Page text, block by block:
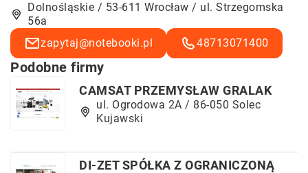
Dolnośląskie / 53-611 Wrocław / ul. Strzegomska
56a
zapytaj@notebooki.pl
48713071400
Podobne firmy
CAMSAT PRZEMYSŁAW GRALAK
ul. Ogrodowa 2A / 86-050 Solec
Kujawski
DI-ZET SPÓŁKA Z OGRANICZONĄ